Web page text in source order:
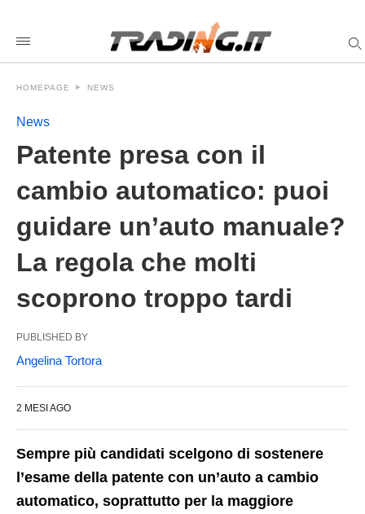
/patente-
con-
cambio-
puoi-
unauto-
manuale-
regola-
che-
scoprono-
troppo-
tardi/amp/
HOMEPAGE NEWS
News
Patente presa con il
cambio automatico: puoi
guidare un’auto manuale?
La regola che molti
scoprono troppo tardi
PUBLISHED BY
Angelina Tortora
2 MESI AGO
Sempre più candidati scelgono di sostenere
l’esame della patente con un’auto a cambio
automatico, soprattutto per la maggiore